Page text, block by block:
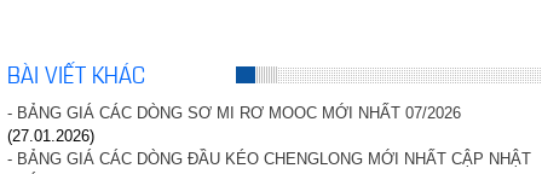
BÀI VIẾT KHÁC
- BẢNG GIÁ CÁC DÒNG SƠ MI RƠ MOOC MỚI NHẤT 07/2026
(27.01.2026)
- BẢNG GIÁ CÁC DÒNG ĐẦU KÉO CHENGLONG MỚI NHẤT CẬP NHẬT